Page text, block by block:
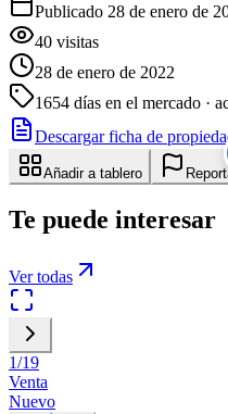
Publicado 28 de enero de
40 visitas
28 de enero de 2022
1654 días en el mercado ·
Descargar ficha de
Añadir a tablero
Te puede interesar
Ver todas
1/19
Venta
Nuevo